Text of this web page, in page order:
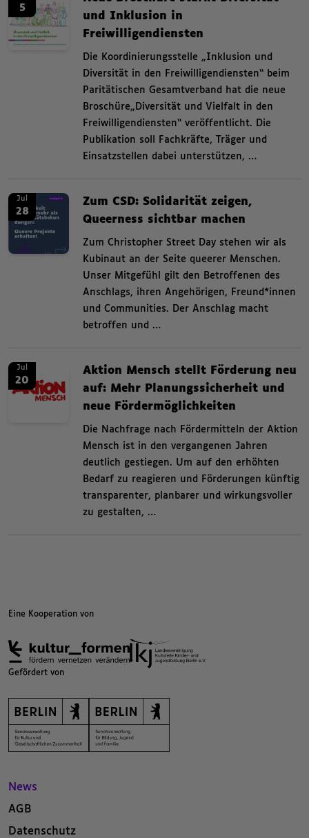
und Inklusion in
Freiwilligendiensten
Die Koordinierungsstelle „Inklusion und
Diversität in den Freiwilligendiensten“ beim
Paritätischen Gesamtverband hat die neue
Broschüre„Diversität und Vielfalt in den
Freiwilligendiensten“ veröffentlicht. Die
Publikation soll Fachkräfte, Träger und
Einsatzstellen dabei unterstützen, …
5
News.
Zum CSD: Solidarität zeigen,
Queerness sichtbar machen
Zum Christopher Street Day stehen wir als
Kubinaut an der Seite queerer Menschen.
Unser Mitgefühl gilt den Betroffenen des
Anschlags, ihren Angehörigen, Freund*innen
und Communities. Der Anschlag macht
betroffen und …
Jul
28
News.
Aktion Mensch stellt Förderung neu
auf: Mehr Planungssicherheit und
neue Fördermöglichkeiten
Die Nachfrage nach Fördermitteln der Aktion
Mensch ist in den vergangenen Jahren
deutlich gestiegen. Um auf den erhöhten
Bedarf zu reagieren und Förderungen künftig
transparenter, planbarer und wirkungsvoller
zu gestalten, …
Jul
20
Eine Kooperation von
Gefördert von
News
AGB
Datenschutz